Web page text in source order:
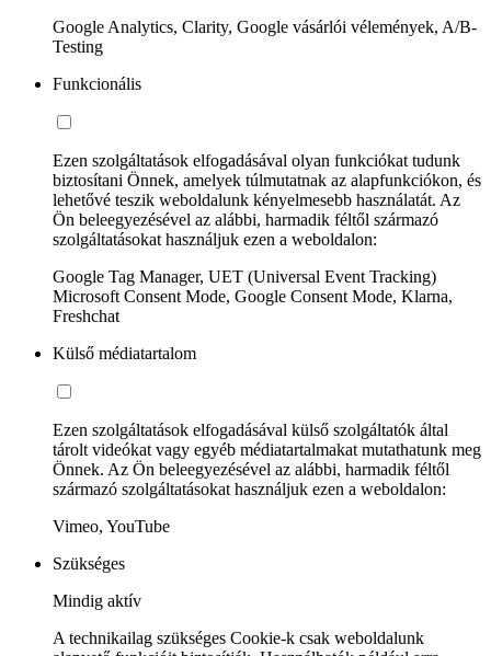
Google Analytics, Clarity, Google vásárlói vélemények, A/B-
Testing
Funkcionális
Ezen szolgáltatások elfogadásával olyan funkciókat tudunk
biztosítani Önnek, amelyek túlmutatnak az alapfunkciókon, és
lehetővé teszik weboldalunk kényelmesebb használatát. Az
Ön beleegyezésével az alábbi, harmadik féltől származó
szolgáltatásokat használjuk ezen a weboldalon:
Google Tag Manager, UET (Universal Event Tracking)
Microsoft Consent Mode, Google Consent Mode, Klarna,
Freshchat
Külső médiatartalom
Ezen szolgáltatások elfogadásával külső szolgáltatók által
tárolt videókat vagy egyéb médiatartalmakat mutathatunk meg
Önnek. Az Ön beleegyezésével az alábbi, harmadik féltől
származó szolgáltatásokat használjuk ezen a weboldalon:
Vimeo, YouTube
Szükséges
Mindig aktív
A technikailag szükséges Cookie-k csak weboldalunk